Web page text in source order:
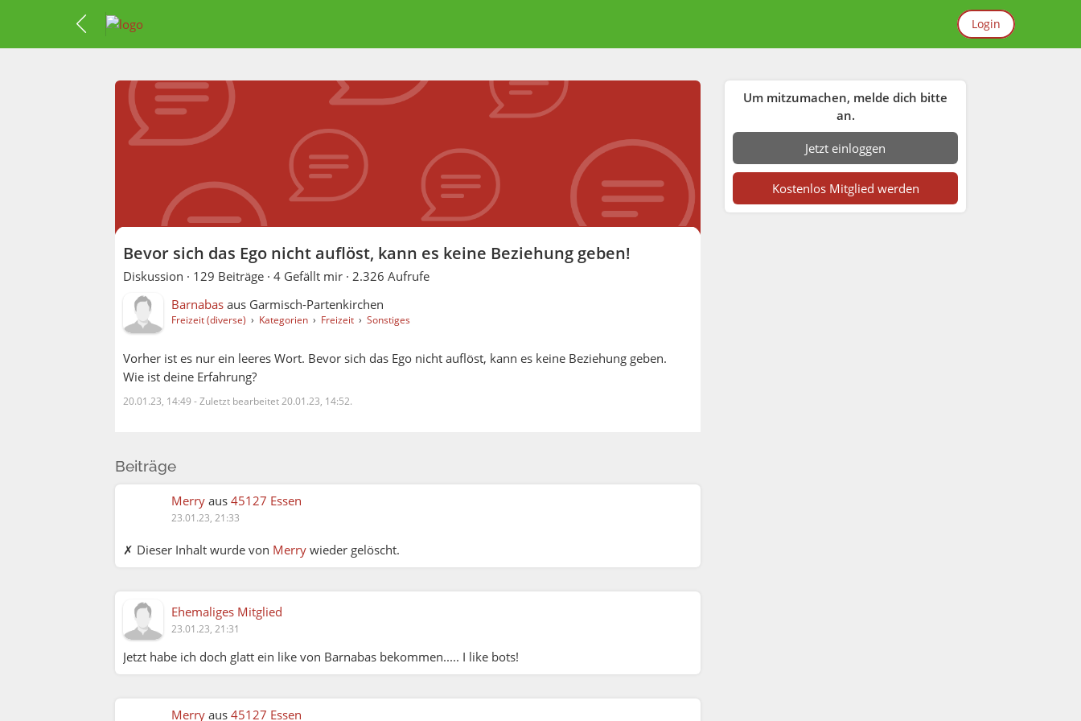
Login
Um mitzumachen, melde dich bitte
an.
Jetzt einloggen
Kostenlos Mitglied werden
Bevor sich das Ego nicht auflöst, kann es keine Beziehung geben!
Diskussion · 129 Beiträge · 4 Gefällt mir · 2.326 Aufrufe
Barnabas aus Garmisch-Partenkirchen
Freizeit (diverse) › Kategorien › Freizeit › Sonstiges
Vorher ist es nur ein leeres Wort. Bevor sich das Ego nicht auflöst, kann es keine Beziehung geben.
Wie ist deine Erfahrung?
20.01.23, 14:49 -Zuletzt bearbeitet 20.01.23, 14:52.
Beiträge
Merry aus 45127 Essen
23.01.23, 21:33
✗ Dieser Inhalt wurde von Merry wieder gelöscht.
Ehemaliges Mitglied
23.01.23, 21:31
Jetzt habe ich doch glatt ein like von Barnabas bekommen..... I like bots!
Merry aus 45127 Essen
Merry:
Nein, dass scheinst Du immer noch nicht verstanden zu haben. Ich kann die Menschen (mich
selbst auch und Dich) mit ihrer Leideslust immer mehr verstehen und akzeptieren - dieses
dahinter liegende Funktionsprinzip akzeptieren - und mich so immer mehr von dieser
willentlichen Leid-Logik lösen. Das tut gut. Dieses ständige "Nicht Einverstanden sein mit der
Welt" loszulassen, bringt mich in Liebe - Dich auch, wenn Du magst. Aber wer entscheidet
sich schon für die Liebe? Wer entscheidet sich für den Kontrollverlust? Nein, der Schmerz gibt
Sicherheit!